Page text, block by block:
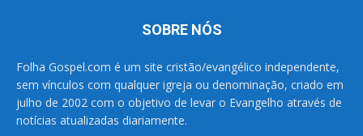
SOBRE NÓS
Folha Gospel.com é um site cristão/evangélico independente,
sem vínculos com qualquer igreja ou denominação, criado em
julho de 2002 com o objetivo de levar o Evangelho através de
notícias atualizadas diariamente.